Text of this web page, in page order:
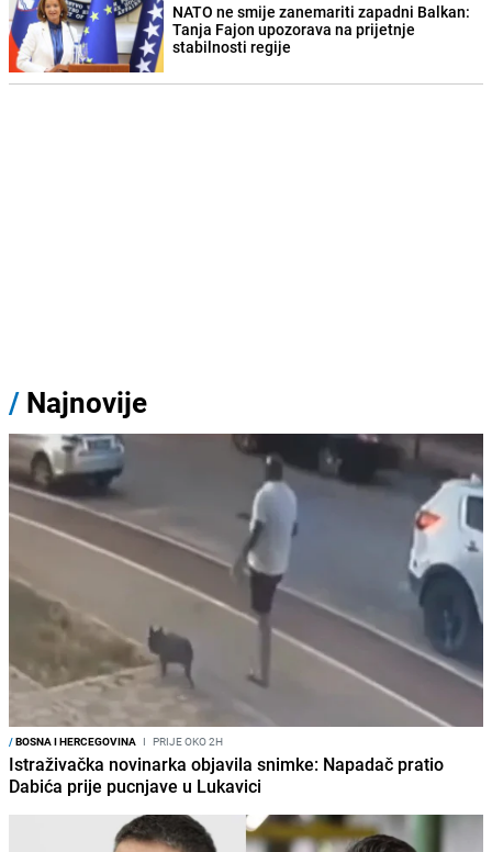
NATO ne smije zanemariti zapadni Balkan:
Tanja Fajon upozorava na prijetnje
stabilnosti regije
/ Najnovije
/BOSNA I HERCEGOVINA I PRIJE OKO 2H
Istraživačka novinarka objavila snimke: Napadač pratio
Dabića prije pucnjave u Lukavici